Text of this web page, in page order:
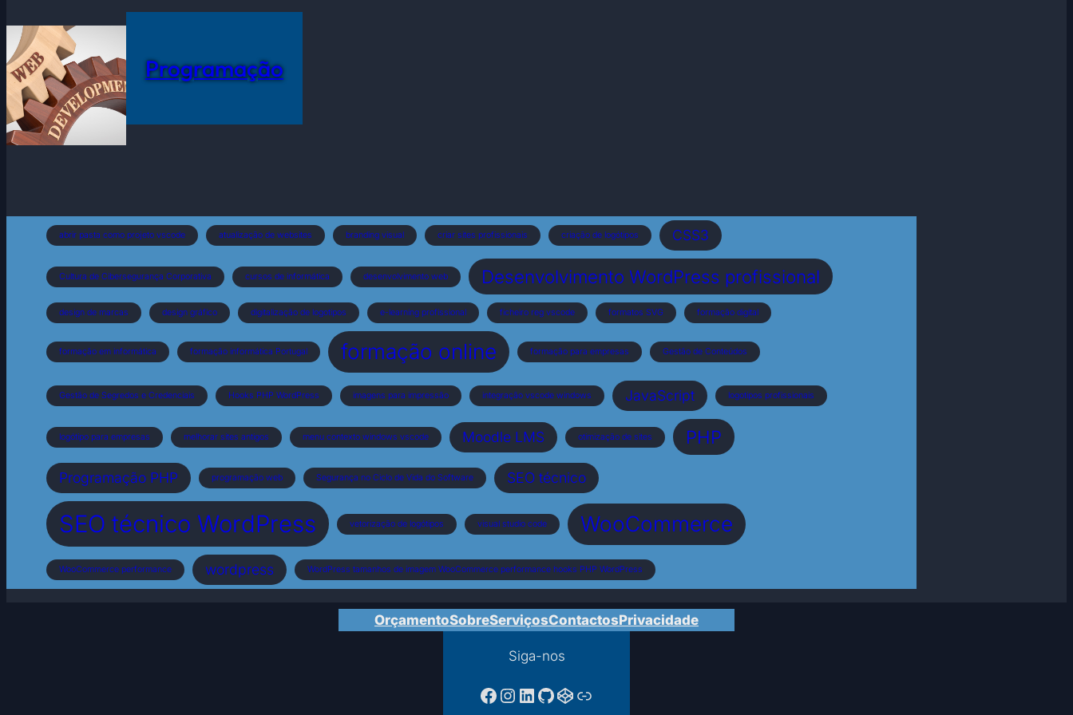
Programação
abrir pasta como projeto vscode atualização de websites branding visual criar sites profissionais criação de logótipos CSS3
Cultura de Cibersegurança Corporativa cursos de informática desenvolvimento web Desenvolvimento WordPress profissional
design de marcas design gráfico digitalização de logotipos e-learning profissional ficheiro reg vscode formatos SVG formação digital
formação em informática formação informática Portugal formação online formação para empresas Gestão de Conteúdos
Gestão de Segredos e Credenciais Hooks PHP WordPress imagens para impressão integração vscode windows JavaScript logotipos profissionais
logótipo para empresas melhorar sites antigos menu contexto windows vscode Moodle LMS otimização de sites PHP
Programação PHP programação web Segurança no Ciclo de Vida do Software SEO técnico
SEO técnico WordPress vetorização de logótipos visual studio code WooCommerce
WooCommerce performance wordpress WordPress tamanhos de imagem WooCommerce performance hooks PHP WordPress
OrçamentoSobreServiçosContactosPrivacidade
Siga-nos
Facebook da PTPAC
Instagram
LinkedIn
GitHub
CodePen
Ligação